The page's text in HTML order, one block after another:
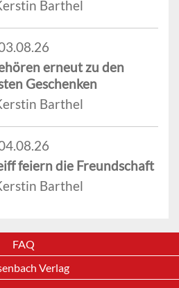
Barthel
erneut zu den
Geschenken
Barthel
feiern die Freundschaft
Barthel
FAQ
Verlag